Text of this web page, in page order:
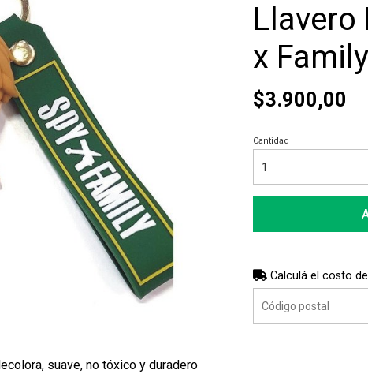
suave, no tóxico y duradero
Llavero
x Family
$3.900,00
Cantidad
Calculá el costo